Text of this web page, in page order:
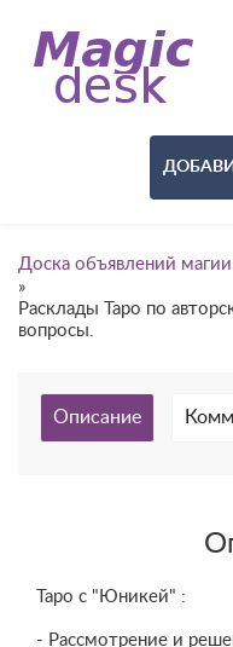
Доска объявлений
»
Расклады Таро по
вопросы.
Описание
Таро с "Юникей" :
- Рассмотрение и